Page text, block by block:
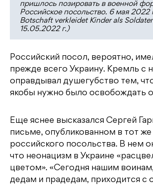
пришлось позировать в военной
Российское посольство. 6 мая 2022
Botschaft verkleidet Kinder als
15.05.2022 г.)
Российский посол, вероятно,
прежде всего Украину. Кремль с
оправдывал душегубство тем,
якобы нужно было освобождать
Еще яснее высказался Сергей
письме, опубликованном в тот же
российского посольства. В нем
что неонацизм в Украине
цветом». «Сегодня нашим воинам,
дедам и прадедам, приходится с